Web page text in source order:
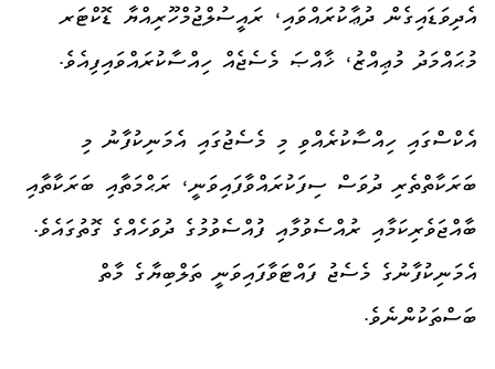
އެދިވަޑައިގެން ދުޢާކުރައްވައި، ރައީސުލްޖުމްހޫރިއްޔާ ޑޮކްޓަރ
މުޙައްމަދު މުޢިއްޒު، ޚާއްޞަ މެސެޖެއް ހިއްސާކުރައްވައިފިއެވެ.
އެކްސްގައި ހިއްސާކުރެއްވި މި މެސެޖުގައި އެމަނިކުފާނު މި
ބަރަކާތްތެރި ދުވަސް ސިފަކުރައްވާފައިވަނީ، ރަޙްމަތާއި ބަރަކާތާއި
ބާއްޖަވެރިކަމާއި ރުއްސެވުމާއި ފުއްސެވުމުގެ ދުވަހެއްގެ ގޮތުގައެވެ.
އެމަނިކުފާނުގެ މެސެޖު ފައްޓަވާފައިވަނީ ތަލްބިޔާގެ މާތް
ބަސްތަކުންނެވެ.